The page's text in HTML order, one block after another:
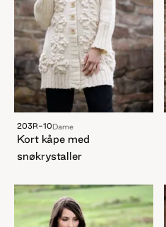
203R-10Dame
Kort kåpe med
snøkrystaller